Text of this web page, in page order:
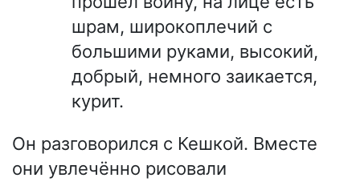
шрам, широкоплечий с
большими руками, высокий,
добрый, немного заикается,
курит.
Он разговорился с Кешкой. Вместе
они увлечённо рисовали